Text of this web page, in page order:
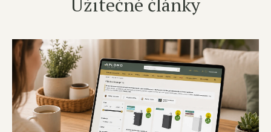
Užitečné články